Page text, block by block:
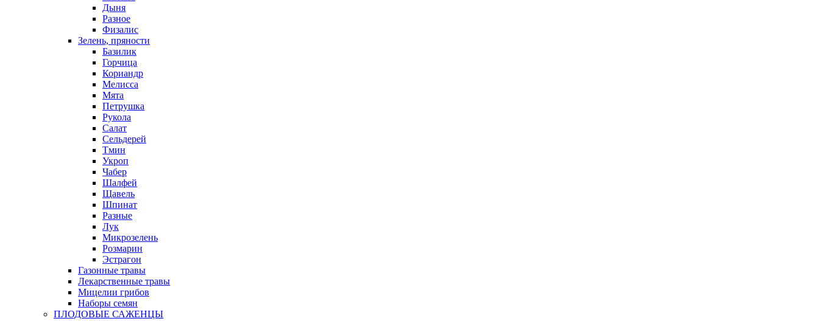
Дыня
Разное
Физалис
Зелень, пряности
Базилик
Горчица
Кориандр
Мелисса
Мята
Петрушка
Рукола
Салат
Сельдерей
Тмин
Укроп
Чабер
Шалфей
Щавель
Шпинат
Разные
Лук
Микрозелень
Розмарин
Эстрагон
Газонные травы
Лекарственные травы
Мицелии грибов
Наборы семян
ПЛОДОВЫЕ САЖЕНЦЫ